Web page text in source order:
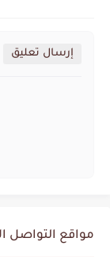
إرسال تعليق
مواقع التواصل